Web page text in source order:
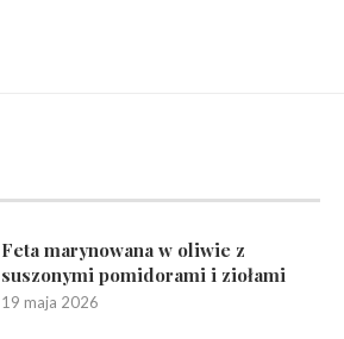
Feta marynowana w oliwie z
suszonymi pomidorami i ziołami
19 maja 2026